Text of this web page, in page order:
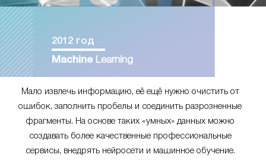
2012 год
Machine Learning
Мало извлечь информацию, её ещё нужно очистить от
ошибок, заполнить пробелы и соединить разрозненные
фрагменты. На основе таких «умных» данных можно
создавать более качественные профессиональные
сервисы, внедрять нейросети и машинное обучение.